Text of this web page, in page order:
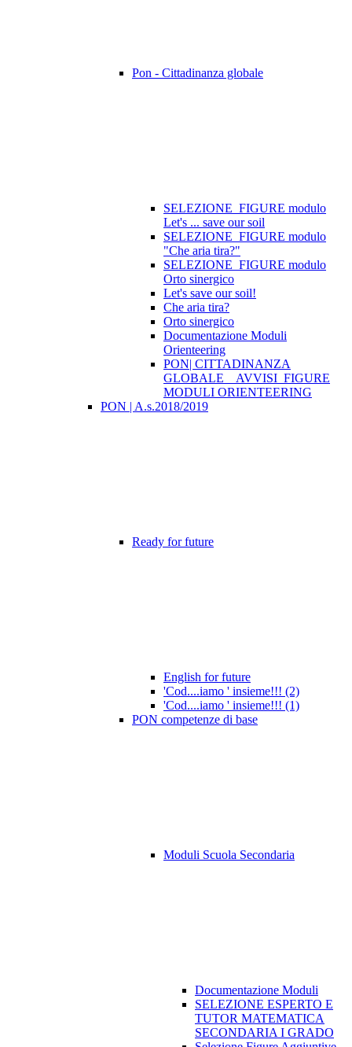
Pon - Cittadinanza globale
SELEZIONE_FIGURE modulo
Let's ... save our soil
SELEZIONE_FIGURE modulo
"Che aria tira?"
SELEZIONE_FIGURE modulo
Orto sinergico
Let's save our soil!
Che aria tira?
Orto sinergico
Documentazione Moduli
Orienteering
PON| CITTADINANZA
GLOBALE _ AVVISI_FIGURE
MODULI ORIENTEERING
PON | A.s.2018/2019
Ready for future
English for future
'Cod....iamo ' insieme!!! (2)
'Cod....iamo ' insieme!!! (1)
PON competenze di base
Moduli Scuola Secondaria
Documentazione Moduli
SELEZIONE ESPERTO E
TUTOR MATEMATICA
SECONDARIA I GRADO